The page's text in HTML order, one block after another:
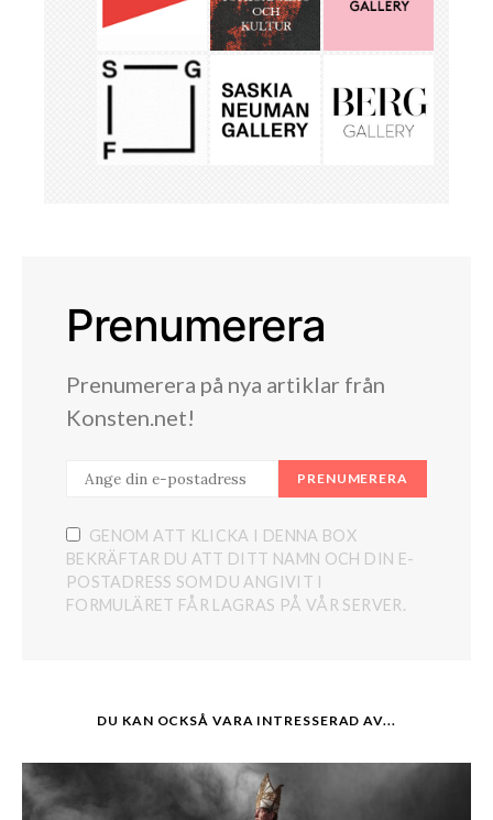
Prenumerera
Prenumerera på nya artiklar från
Konsten.net!
PRENUMERERA
GENOM ATT KLICKA I DENNA BOX
BEKRÄFTAR DU ATT DITT NAMN OCH DIN E-
POSTADRESS SOM DU ANGIVIT I
FORMULÄRET FÅR LAGRAS PÅ VÅR SERVER.
DU KAN OCKSÅ VARA INTRESSERAD AV...